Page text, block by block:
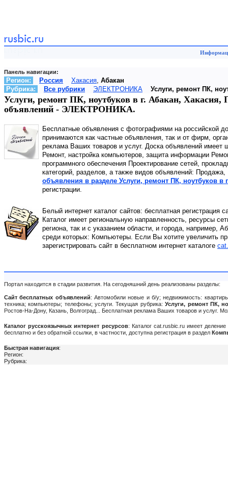
Панель навигации:
Регион: Россия Хакасия, Абакан
Рубрика:
Все рубрики ЭЛЕКТРОНИКА Услуги, ремонт ПК,
Услуги, ремонт ПК, ноутбуков в г. Абакан,
объявлений - ЭЛЕКТРОНИКА.
Бесплатные объявления с фотографиями на российской
принимаются как частные объявления, так и от фирм,
реклама Ваших товаров и услуг. Доска объявлений имеет
Ремонт, настройка компьютеров, защита информации
программного обеспечения Проектирование сетей,
категорий, разделов, а также видов объявлений:
объявления в разделе Услуги, ремонт ПК, ноутбуков в
регистрации.
Белый интернет каталог сайтов: бесплатная регистрация
Каталог имеет региональную направленность, ресурсы
региона, так и с указанием области, и города, например,
среди которых: Компьютеры. Если Вы хотите увеличить
зарегистрировать сайт в бесплатном интернет каталоге
Портал находится в стадии развития. На сегодняшний день реализованы разделы:
Сайт бесплатных объявлений: Автомобили новые и б/у; недвижимость:
техника; компьютеры; телефоны; услуги. Текущая рубрика:Услуги, ремонт ПК,
Ростов-На-Дону, Казань, Волгоград... Бесплатная реклама Ваших товаров и услуг.
Каталог русскоязычных интернет ресурсов: Каталог cat.rusbic.ru имеет
бесплатно и без обратной ссылки, в частности, доступна регистрация в раздел
Быстрая навигация:
Регион:
Рубрика: